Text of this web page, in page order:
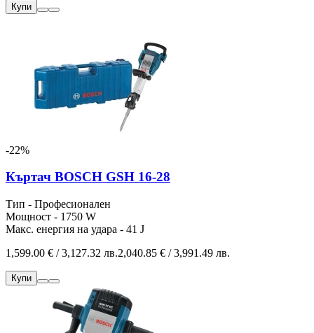
Купи
-22%
Къртач BOSCH GSH 16-28
Тип - Професионален
Мощност - 1750 W
Макс. енергия на удара - 41 J
1,599.00 € / 3,127.32 лв.2,040.85 € / 3,991.49 лв.
Купи